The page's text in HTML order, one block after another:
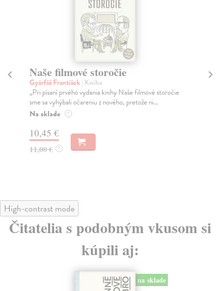
Naše filmové storočie
Gyárfáš František| Kniha
„Pri písaní prvého vydania knihy Naše filmové storočie
sme sa vyhýbali očareniu z nového, pretože ni...
Na sklade ?
10,45 €
11,00 € ?
3
High-contrast mode
Čitatelia s podobným vkusom si
kúpili aj:
na sklade